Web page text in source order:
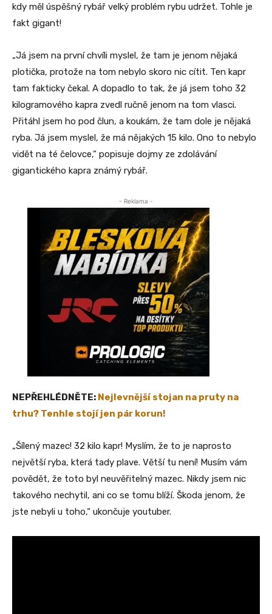
kdy měl úspěšný rybář velký problém rybu udržet. Tohle je
fakt gigant!
„Já jsem na první chvíli myslel, že tam je jenom nějaká
plotička, protože na tom nebylo skoro nic cítit. Ten kapr
tam fakticky čekal. A dopadlo to tak, že já jsem toho 32
kilogramového kapra zvedl ručně jenom na tom vlasci.
Přitáhl jsem ho pod člun, a koukám, že tam dole je nějaká
ryba. Já jsem myslel, že má nějakých 15 kilo. Ono to nebylo
vidět na té čelovce,“ popisuje dojmy ze zdolávání
gigantického kapra známý rybář.
- Reklama -
NEPŘEHLÉDNĚTE: Nejlevnější stojan na pruty na
trhu? Tenhle stojí jen pár korun!
„Šílený mazec! 32 kilo kapr! Myslím, že to je naprosto
největší ryba, která tady plave. Větší tu není! Musím vám
povědět, že toto byl neuvěřitelný mazec. Nikdy jsem nic
takového nechytil, ani co se tomu blíží. Škoda jenom, že
jste nebyli u toho,“ ukončuje youtuber.